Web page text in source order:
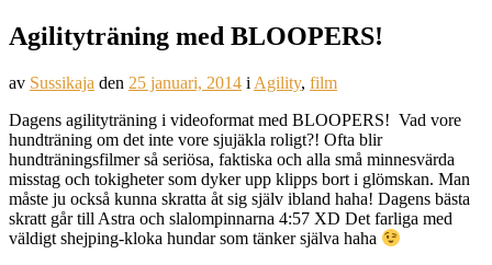
Agilityträning med BLOOPERS!
av Sussikaja den 25 januari, 2014 i Agility, film
Dagens agilityträning i videoformat med BLOOPERS! Vad vore
hundträning om det inte vore sjujäkla roligt?! Ofta blir
hundträningsfilmer så seriösa, faktiska och alla små minnesvärda
misstag och tokigheter som dyker upp klipps bort i glömskan. Man
måste ju också kunna skratta åt sig själv ibland haha! Dagens bästa
skratt går till Astra och slalompinnarna 4:57 XD Det farliga med
väldigt shejping-kloka hundar som tänker själva haha